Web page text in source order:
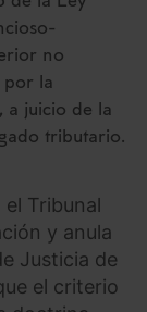
no
por la
a juicio de la
tributario.
Tribunal
y anula
Justicia de
el criterio